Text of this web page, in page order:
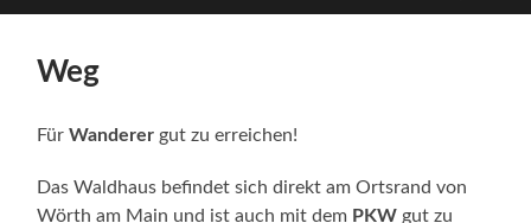
Menü
Weg
FürWanderer gut zu erreichen!
Das Waldhaus befindet sich direkt am Ortsrand von
Wörth am Main und ist auch mit dem PKW gut zu